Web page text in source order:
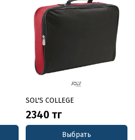
SOL'S COLLEGE
2340 тг
Выбрать